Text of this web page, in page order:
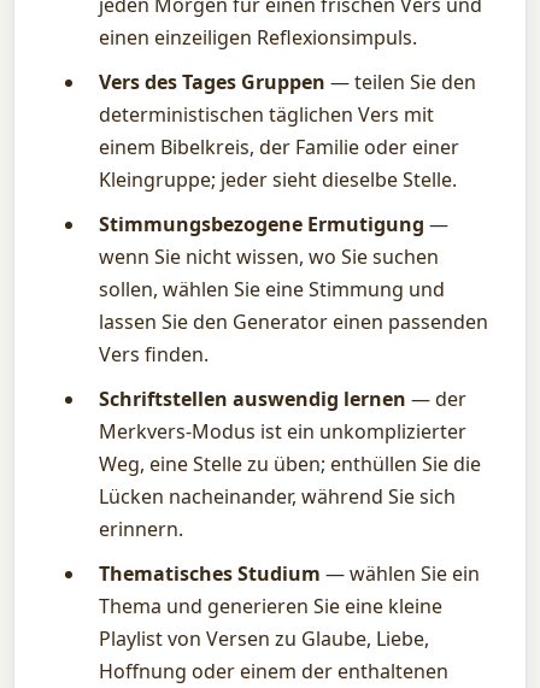
einen einzeiligen Reflexionsimpuls.
Vers des Tages Gruppen — teilen Sie den
deterministischen täglichen Vers mit
einem Bibelkreis, der Familie oder einer
Kleingruppe; jeder sieht dieselbe Stelle.
Stimmungsbezogene Ermutigung —
wenn Sie nicht wissen, wo Sie suchen
sollen, wählen Sie eine Stimmung und
lassen Sie den Generator einen passenden
Vers finden.
Schriftstellen auswendig lernen — der
Merkvers-Modus ist ein unkomplizierter
Weg, eine Stelle zu üben; enthüllen Sie die
Lücken nacheinander, während Sie sich
erinnern.
Thematisches Studium — wählen Sie ein
Thema und generieren Sie eine kleine
Playlist von Versen zu Glaube, Liebe,
Hoffnung oder einem der enthaltenen